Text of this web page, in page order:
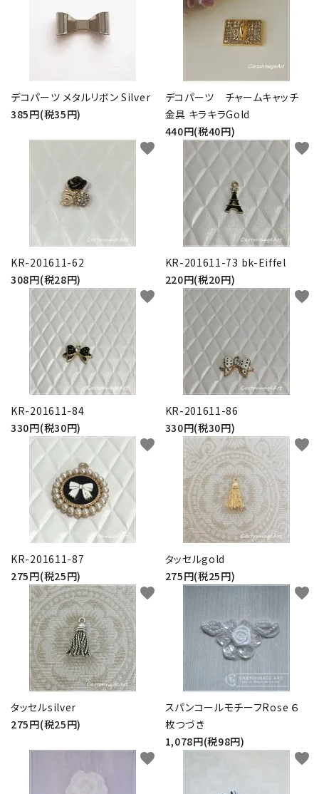
デコパーツ メタルリボン Silver
385円(税35円)
デコパーツ チャームキャッチ
金具 キラキラGold
440円(税40円)
KR-201611-62
308円(税28円)
favorite
KR-201611-73 bk-Eiffel
220円(税20円)
favorite
KR-201611-84
330円(税30円)
favorite
KR-201611-86
330円(税30円)
favorite
KR-201611-87
275円(税25円)
favorite
タッセルgold
275円(税25円)
favorite
タッセルsilver
275円(税25円)
favorite
スパンコールモチーフRose ６
枚つづき
1,078円(税98円)
favorite
favorite favorite